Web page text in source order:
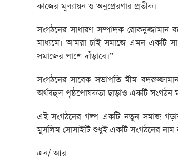
কাজের মূল্যায়ন ও অনুপ্রেরণার প্রতীক।
সংগঠনের সাধারণ সম্পাদক রোকনুজ্জামান
মাধ্যমে। আমরা চাই সমাজে এমন একটি
সমাজের পাশে দাঁড়াবে।”
সংগঠ‌নের সা‌বেক সভাপ‌তি মীম
অর্থবহুল পৃষ্ঠপোষকতা ছাড়াও একটি সংগঠন
এই সংগঠনের গল্প একটি নতুন সমাজ গড়ার
মুসলিম সোসাইটি শুধুই একটি সংগঠনের
এন/ আর